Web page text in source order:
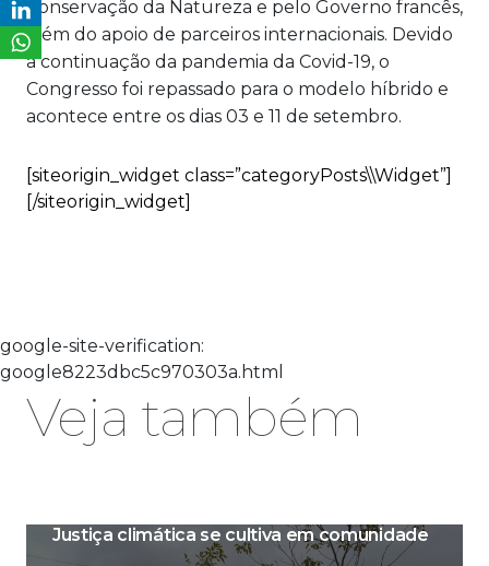
Conservação da Natureza e pelo Governo francês,
além do apoio de parceiros internacionais. Devido
a continuação da pandemia da Covid-19, o
Congresso foi repassado para o modelo híbrido e
acontece entre os dias 03 e 11 de setembro.
[siteorigin_widget class=”categoryPosts\\Widget”]
[/siteorigin_widget]
google-site-verification:
google8223dbc5c970303a.html
Veja também
Justiça climática se cultiva em comunidade